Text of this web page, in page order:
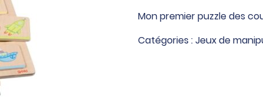
premier
puzzle
Mon premier puzzle des
Catégories :Jeux de